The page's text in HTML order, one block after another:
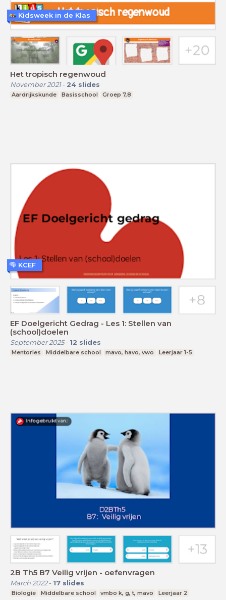
Het tropisch regenwoud
November 2021- 24 slides
Aardrijkskunde Basisschool Groep 7,8
Kidsweek in de Klas
EF Doelgericht Gedrag - Les 1: Stellen van
(school)doelen
September 2025- 12 slides
Mentorles Middelbare school mavo, havo, vwo Leerjaar 1-5
KCEF
2B Th5 B7 Veilig vrijen - oefenvragen
March 2022- 17 slides
Biologie Middelbare school vmbo k, g, t, mavo Leerjaar 2